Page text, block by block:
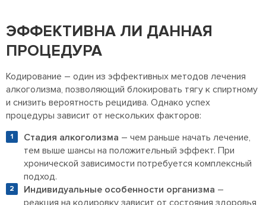
ЭФФЕКТИВНА ЛИ ДАННАЯ
ПРОЦЕДУРА
Кодирование – один из эффективных методов лечения
алкоголизма, позволяющий блокировать тягу к спиртному
и снизить вероятность рецидива. Однако успех
процедуры зависит от нескольких факторов:
Стадия алкоголизма – чем раньше начать лечение,
тем выше шансы на положительный эффект. При
хронической зависимости потребуется комплексный
подход.
Индивидуальные особенности организма –